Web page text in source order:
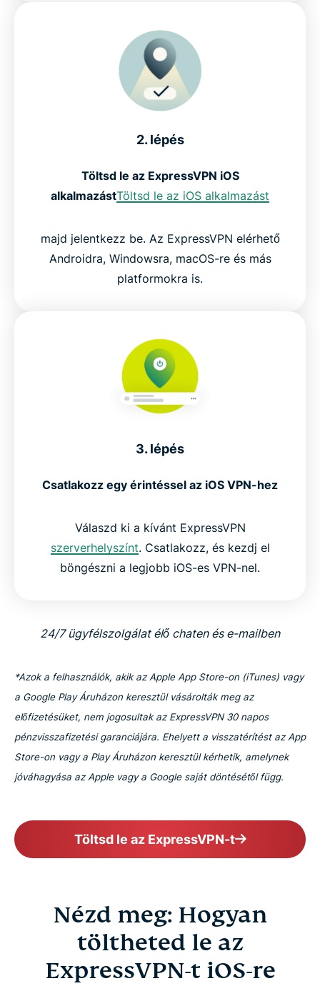
2. lépés
Töltsd le az ExpressVPN iOS
alkalmazástTöltsd le az iOS alkalmazást
majd jelentkezz be. Az ExpressVPN elérhető
Androidra, Windowsra, macOS-re és más
platformokra is.
3. lépés
Csatlakozz egy érintéssel az iOS VPN-hez
Válaszd ki a kívánt ExpressVPN
szerverhelyszínt. Csatlakozz, és kezdj el
böngészni a legjobb iOS-es VPN-nel.
24/7 ügyfélszolgálat élő chaten és e-mailben
*Azok a felhasználók, akik az Apple App Store-on (iTunes) vagy
a Google Play Áruházon keresztül vásárolták meg az
előfizetésüket, nem jogosultak az ExpressVPN 30 napos
pénzvisszafizetési garanciájára. Ehelyett a visszatérítést az App
Store-on vagy a Play Áruházon keresztül kérhetik, amelynek
jóváhagyása az Apple vagy a Google saját döntésétől függ.
Töltsd le az ExpressVPN-t
Nézd meg: Hogyan
töltheted le az
ExpressVPN-t iOS-re